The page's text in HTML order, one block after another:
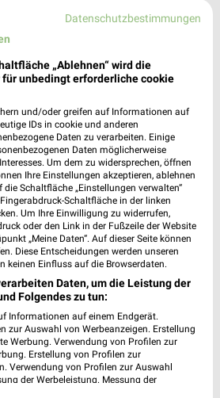
Langenfeld
Weg 18
- 19:00 Uhr | Geschlossen
Angebote: 1 Prospekt
Langen­feld
7
- 18:30 Uhr | Geschlossen
Dorm­agen
10
- 19:00 Uhr | Geschlossen
Datenschutzbestimmungen
„Ablehnen“ wird die
unbedingt erforderliche cookie
und/oder greifen auf Informationen auf
IDs in cookie und anderen
Daten zu verarbeiten. Einige
Daten möglicherweise
Um dem zu widersprechen, öffnen
Ihre Einstellungen akzeptieren, ablehnen
Schaltfläche „Einstellungen verwalten“
Schaltfläche in der linken
Um Ihre Einwilligung zu widerrufen,
oder den Link in der Fußzeile der Website
„Meine Daten“. Auf dieser Seite können
Diese Entscheidungen werden unseren
keinen Einfluss auf die Browserdaten.
Daten, um die Leistung der
Folgendes zu tun:
Informationen auf einem Endgerät.
zur Auswahl von Werbeanzeigen. Erstellung
Werbung. Verwendung von Profilen zur
Erstellung von Profilen zur
Verwendung von Profilen zur Auswahl
der Werbeleistung. Messung der